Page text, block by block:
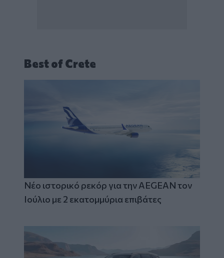
Best of Crete
Νέο ιστορικό ρεκόρ για την AEGEAN τον
Ιούλιο με 2 εκατομμύρια επιβάτες